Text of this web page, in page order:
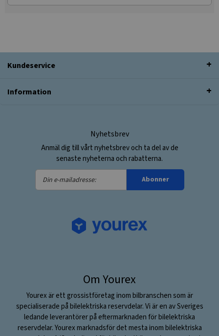
Kundeservice
Information
Nyhetsbrev
Anmäl dig till vårt nyhetsbrev och ta del av de
senaste nyheterna och rabatterna.
Din
e-
Abonner
Om Yourex
Yourex är ett grossistföretag inom bilbranschen som är
specialiserade på bilelektriska reservdelar. Vi är en av Sveriges
ledande leverantörer på eftermarknaden för bilelektriska
reservdelar. Yourex marknadsför det mesta inom bilelektriska